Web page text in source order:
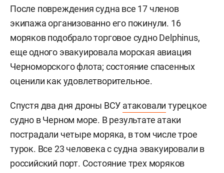
После повреждения судна все 17 членов
экипажа организованно его покинули. 16
моряков подобрало торговое судно Delphinus,
еще одного эвакуировала морская авиация
Черноморского флота; состояние спасенных
оценили как удовлетворительное.
Спустя два дня дроны ВСУ атаковали турецкое
судно в Черном море. В результате атаки
пострадали четыре моряка, в том числе трое
турок. Все 23 человека с судна эвакуировали в
российский порт. Состояние трех моряков